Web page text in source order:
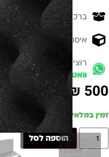
ברכישה מעל 700 ש״ח -
איסוף עצמי מהיר - מקוה
רוצים להתייעץ עם
וואטסאפ
₪ 500
זמין במלאי
הוספה לסל